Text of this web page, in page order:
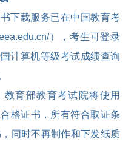
下载服务已在中国教育考
），考生可登录
计算机等级考试成绩查询
教育部教育考试院将使用
格证书，所有符合取证条
同时不再制作和下发纸质